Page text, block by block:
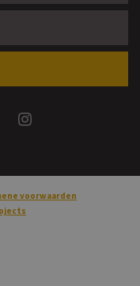
Facebook
voorwaarden